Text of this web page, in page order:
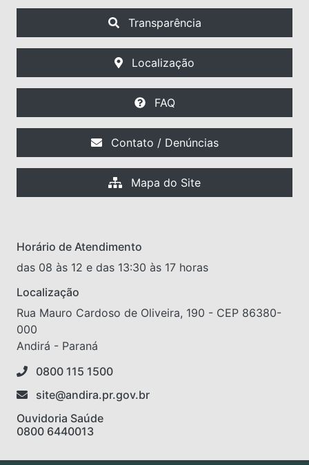
Transparência
Localização
FAQ
Contato / Denúncias
Mapa do Site
Horário de Atendimento
das 08 às 12 e das 13:30 às 17 horas
Localização
Rua Mauro Cardoso de Oliveira, 190 - CEP 86380-
000
Andirá - Paraná
0800 115 1500
site@andira.pr.gov.br
Ouvidoria Saúde
0800 6440013